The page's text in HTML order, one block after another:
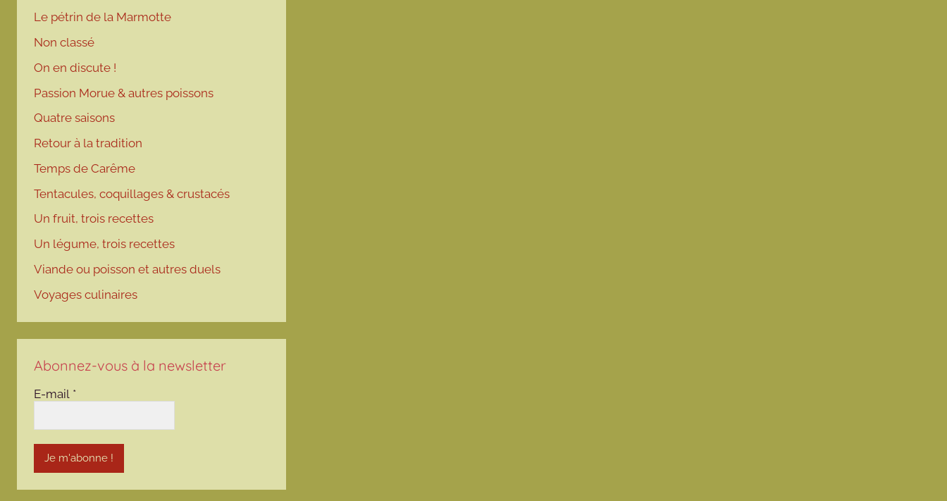
Le pétrin de la Marmotte
Non classé
On en discute !
Passion Morue & autres poissons
Quatre saisons
Retour à la tradition
Temps de Carême
Tentacules, coquillages & crustacés
Un fruit, trois recettes
Un légume, trois recettes
Viande ou poisson et autres duels
Voyages culinaires
Abonnez-vous à la newsletter
E-mail *